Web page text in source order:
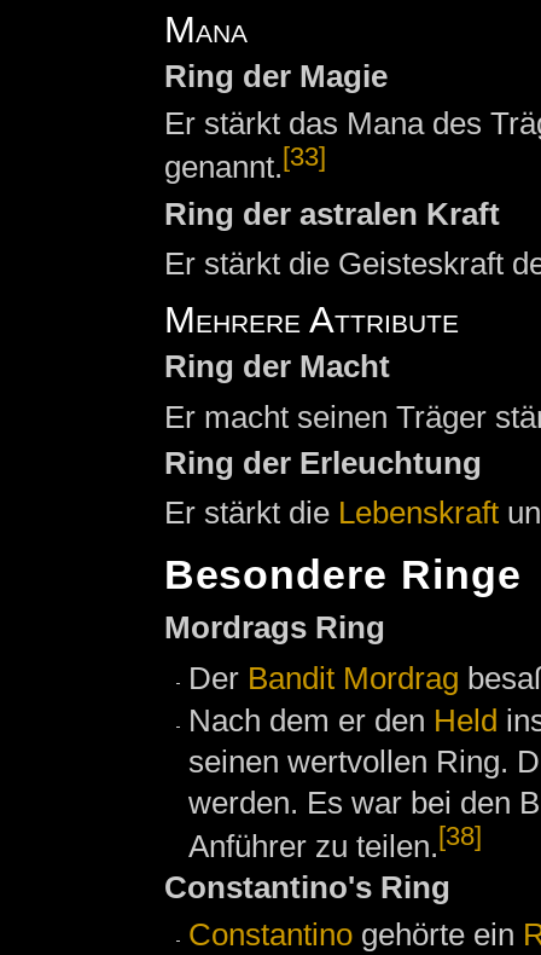
Mana
Ring der Magie
Er stärkt das Mana des
genannt. [33]
Ring der astralen Kraft
Er stärkt die Geisteskraft
Mehrere Attribute
Ring der Macht
Er macht seinen Träger
Ring der Erleuchtung
Er stärkt die Lebenskraft
Besondere Ringe
Mordrags Ring
Der Bandit Mordrag
Nach dem er den Held
seinen wertvollen Ring.
werden. Es war bei den
Anführer zu teilen.[38]
Constantino's Ring
Constantino gehörte ein